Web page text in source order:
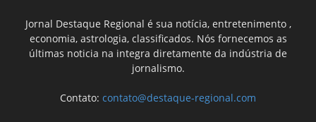
Jornal Destaque Regional é sua notícia, entretenimento ,
economia, astrologia, classificados. Nós fornecemos as
últimas noticia na integra diretamente da indústria de
jornalismo.
Contato: contato@destaque-regional.com